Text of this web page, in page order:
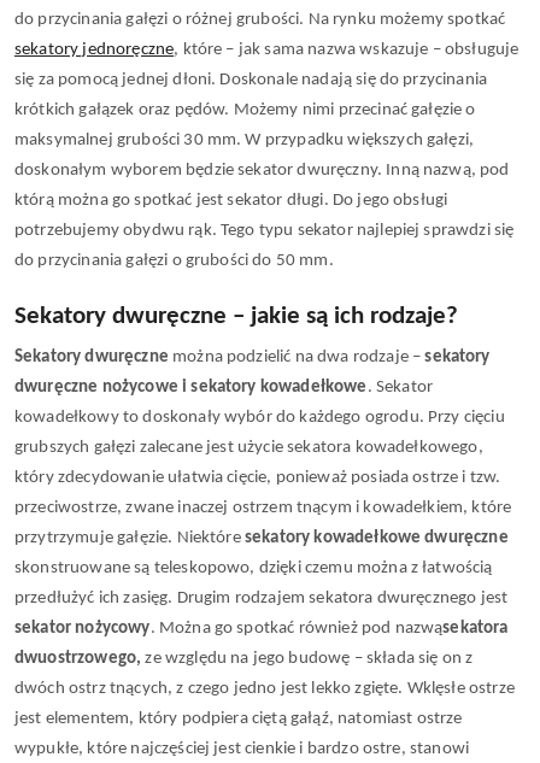
sekatory jednoręczne, które – jak sama nazwa wskazuje – obsługuje
się za pomocą jednej dłoni. Doskonale nadają się do przycinania
krótkich gałązek oraz pędów. Możemy nimi przecinać gałęzie o
maksymalnej grubości 30 mm. W przypadku większych gałęzi,
doskonałym wyborem będzie sekator dwuręczny. Inną nazwą, pod
którą można go spotkać jest sekator długi. Do jego obsługi
potrzebujemy obydwu rąk. Tego typu sekator najlepiej sprawdzi się
do przycinania gałęzi o grubości do 50 mm.
Sekatory dwuręczne – jakie są ich rodzaje?
Sekatory dwuręczne można podzielić na dwa rodzaje – sekatory
dwuręczne nożycowe i sekatory kowadełkowe . Sekator
kowadełkowy to doskonały wybór do każdego ogrodu. Przy cięciu
grubszych gałęzi zalecane jest użycie sekatora kowadełkowego,
który zdecydowanie ułatwia cięcie, ponieważ posiada ostrze i tzw.
przeciwostrze, zwane inaczej ostrzem tnącym i kowadełkiem, które
przytrzymuje gałęzie. Niektóre
skonstruowane są teleskopowo, dzięki czemu można z łatwością
sekator nożycowy. Można go spotkać również pod nazwąsekatora
dwuostrzowego, ze względu na jego budowę – składa się on z
dwóch ostrz tnących, z czego jedno jest lekko zgięte. Wklęsłe ostrze
jest elementem, który podpiera ciętą gałąź, natomiast ostrze
wypukłe, które najczęściej jest cienkie i bardzo ostre, stanowi